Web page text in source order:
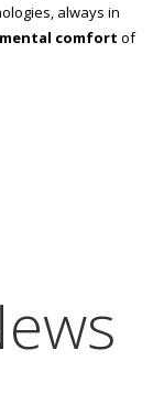
always in
comfort of